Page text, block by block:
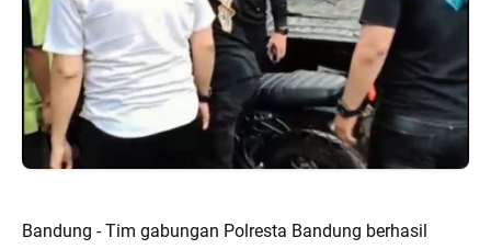
Bandung - Tim gabungan Polresta Bandung berhasil